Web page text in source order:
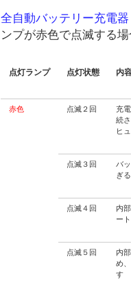
全自動バッテリー充電
ンプが赤色で点滅する
点灯ランプ 点灯状態 内
赤色 点滅２回
充
続
ヒ
点滅３回
バ
ぎ
点滅４回
内
ー
点滅５回
内
め
す